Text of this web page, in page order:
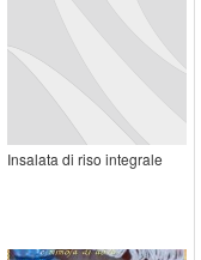
Insalata di riso integrale